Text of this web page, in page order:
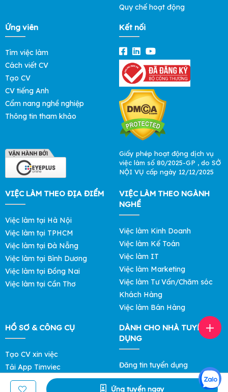
Ứng tuyển ngay
Quy chế hoạt động
Ứng viên
Tìm việc làm
Cách viết CV
Tạo CV
CV tiếng Anh
Cẩm nang nghề nghiệp
Thông tin tham khảo
Kết nối
Giấy phép hoạt động dịch vụ
việc làm số 80/2025-GP , do SỞ
NỘI VỤ cấp ngày 12/12/2025
VIỆC LÀM THEO ĐỊA ĐIỂM
Việc làm tại Hà Nội
Việc làm tại TPHCM
Việc làm tại Đà Nẵng
Việc làm tại Bình Dương
Việc làm tại Đồng Nai
Việc làm tại Cần Thơ
VIỆC LÀM THEO NGÀNH
NGHỀ
Việc làm Kinh Doanh
Việc làm Kế Toán
Việc làm IT
Việc làm Marketing
Việc làm Tư Vấn/Chăm sóc
Khách Hàng
Việc làm Bán Hàng
HỒ SƠ & CÔNG CỤ
Tạo CV xin việc
Tải App Timviec
Khám phá Mức Lương
DÀNH CHO NHÀ TUYỂN
DỤNG
Đăng tin tuyển dụng
Tìm ứng viên